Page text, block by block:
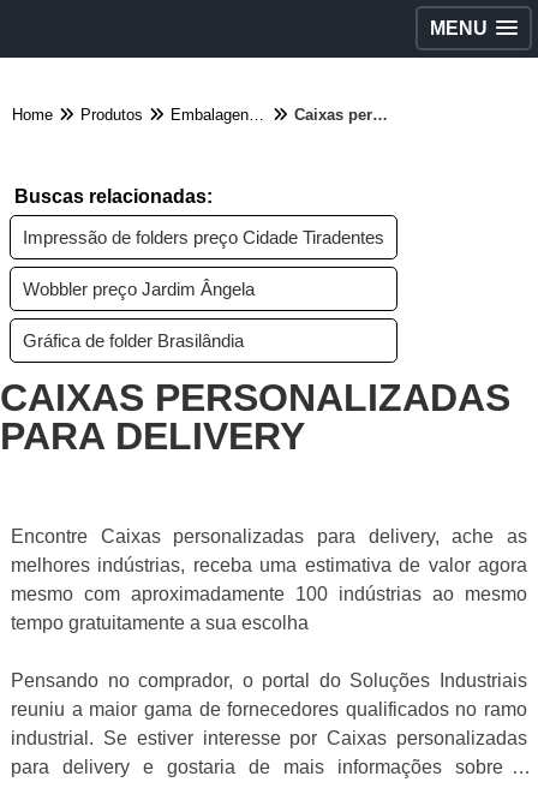
MENU
Home Produtos Embalagens diversas - Categoria Caixas personalizadas para delivery
Buscas relacionadas:
Impressão de folders preço Cidade Tiradentes
Wobbler preço Jardim Ângela
Gráfica de folder Brasilândia
CAIXAS PERSONALIZADAS
PARA DELIVERY
Encontre Caixas personalizadas para delivery, ache as
melhores indústrias, receba uma estimativa de valor agora
mesmo com aproximadamente 100 indústrias ao mesmo
tempo gratuitamente a sua escolha
Pensando no comprador, o portal do Soluções Industriais
reuniu a maior gama de fornecedores qualificados no ramo
industrial. Se estiver interesse por Caixas personalizadas
para delivery e gostaria de mais informações sobre a